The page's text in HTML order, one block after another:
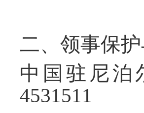
二、领事保
中国驻尼泊
4531511